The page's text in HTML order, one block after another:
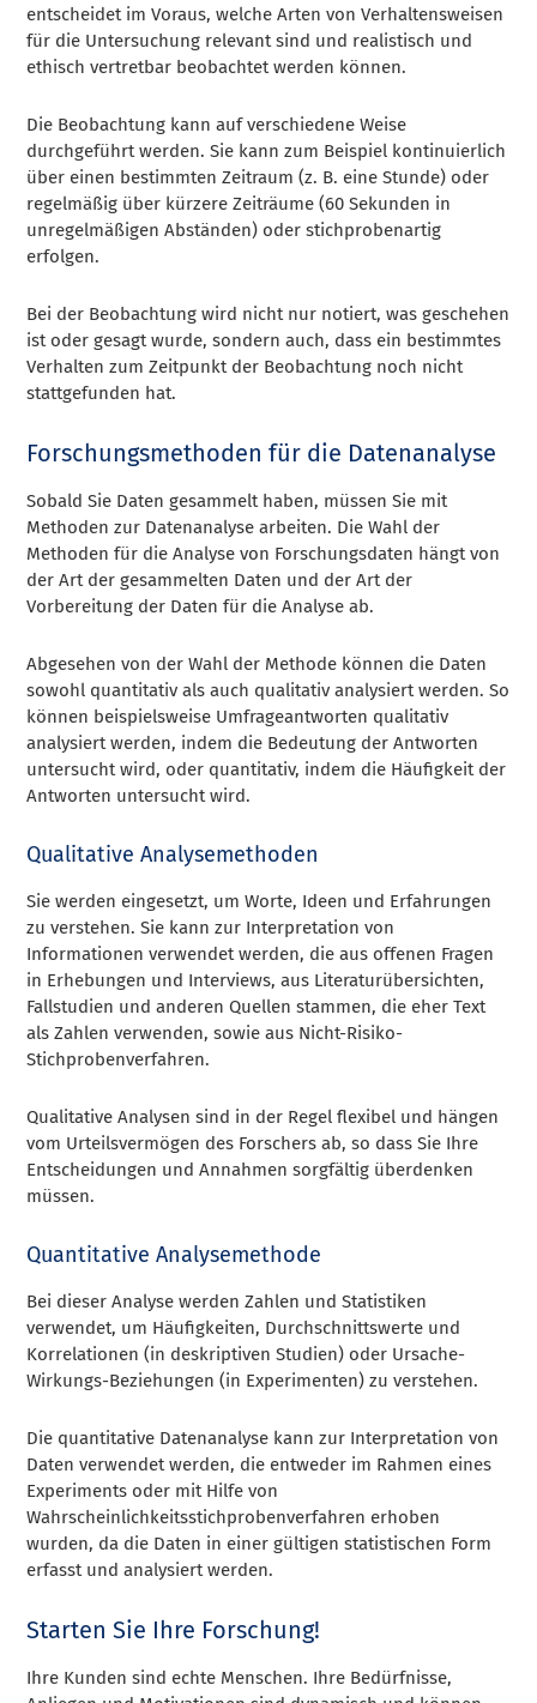
entscheidet im Voraus, welche Arten von Verhaltensweisen
für die Untersuchung relevant sind und realistisch und
ethisch vertretbar beobachtet werden können.
Die Beobachtung kann auf verschiedene Weise
durchgeführt werden. Sie kann zum Beispiel kontinuierlich
über einen bestimmten Zeitraum (z. B. eine Stunde) oder
regelmäßig über kürzere Zeiträume (60 Sekunden in
unregelmäßigen Abständen) oder stichprobenartig
erfolgen.
Bei der Beobachtung wird nicht nur notiert, was geschehen
ist oder gesagt wurde, sondern auch, dass ein bestimmtes
Verhalten zum Zeitpunkt der Beobachtung noch nicht
stattgefunden hat.
Forschungsmethoden für die Datenanalyse
Sobald Sie Daten gesammelt haben, müssen Sie mit
Methoden zur Datenanalyse arbeiten. Die Wahl der
Methoden für die Analyse von Forschungsdaten hängt von
der Art der gesammelten Daten und der Art der
Vorbereitung der Daten für die Analyse ab.
Abgesehen von der Wahl der Methode können die Daten
sowohl quantitativ als auch qualitativ analysiert werden. So
können beispielsweise Umfrageantworten qualitativ
analysiert werden, indem die Bedeutung der Antworten
untersucht wird, oder quantitativ, indem die Häufigkeit der
Antworten untersucht wird.
Qualitative Analysemethoden
Sie werden eingesetzt, um Worte, Ideen und Erfahrungen
zu verstehen. Sie kann zur Interpretation von
Informationen verwendet werden, die aus offenen Fragen
in Erhebungen und Interviews, aus Literaturübersichten,
Fallstudien und anderen Quellen stammen, die eher Text
als Zahlen verwenden, sowie aus Nicht-Risiko-
Stichprobenverfahren.
Qualitative Analysen sind in der Regel flexibel und hängen
vom Urteilsvermögen des Forschers ab, so dass Sie Ihre
Entscheidungen und Annahmen sorgfältig überdenken
müssen.
Quantitative Analysemethode
Bei dieser Analyse werden Zahlen und Statistiken
verwendet, um Häufigkeiten, Durchschnittswerte und
Korrelationen (in deskriptiven Studien) oder Ursache-
Wirkungs-Beziehungen (in Experimenten) zu verstehen.
Die quantitative Datenanalyse kann zur Interpretation von
Daten verwendet werden, die entweder im Rahmen eines
Experiments oder mit Hilfe von
Wahrscheinlichkeitsstichprobenverfahren erhoben
wurden, da die Daten in einer gültigen statistischen Form
erfasst und analysiert werden.
Starten Sie Ihre Forschung!
Ihre Kunden sind echte Menschen. Ihre Bedürfnisse,